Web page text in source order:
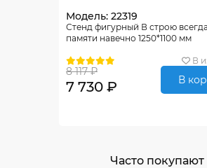
Модель: 22319
Стенд фигурный В строю
памяти навечно 1250*1100 мм
В
8 117 ₽
7 730 ₽ В
Часто покупают